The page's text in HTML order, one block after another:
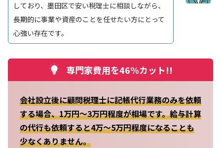
しており、墨田区で安い税理士に相談しながら、
長期的に事業や資産のことを任せたい方にとって
心強い存在です。
専門家費用を46%カット!!
会社設立後に顧問税理士に記帳代行業務のみを依頼
する場合、1万円～3万円程度が相場です。給与計算
の代行も依頼すると4万～5万円程度になることも
少なくありません。